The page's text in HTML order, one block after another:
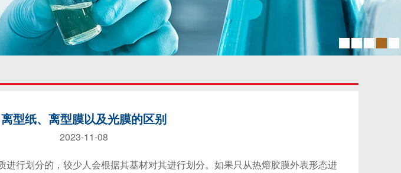
离型纸、离型膜以及光膜的区别
2023-11-08
行划分的，较少人会根据其基材对其进行划分。如果只从热熔胶膜外表形态进